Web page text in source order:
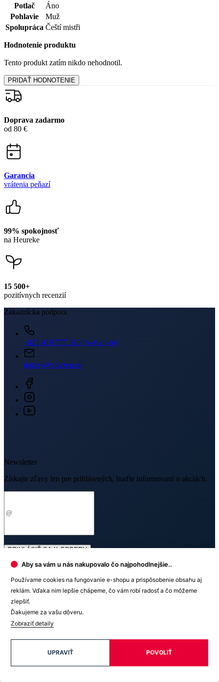
Potlač
Áno
Pohlavie
Muž
Spolupráca Čeští mistři
Hodnotenie produktu
Tento produkt zatím nikdo nehodnotil.
PRIDAŤ HODNOTENIE
Doprava zadarmo
od 80 €
Garancia
vrátenia peňazí
99% spokojnosť
na Heureke
15 500+
pozitívnych recenzií
Zákaznícka podpora
+421 418 777 310 (Po-Pia 9-16)
dotazy@cityzen.sk
Newsletter
Získajte zľavy len pre prihlásených, buďte informovaní o akciách.
PRIHLÁSIŤ SA K ODBERU
Odoslaním súhlasíte saspracovaním osobných údajov.
O nákupe
Výhody oblečenia CityZen
O nás
Aby sa vám u nás nakupovalo čo najpohodlnejšie..
Používame cookies na fungovanie e-shopu a prispôsobenie obsahu aj
reklám. Vďaka nim lepšie chápeme, čo vám robí radosť a čo môžeme
zlepšiť.
Ďakujeme za vašu dôveru.
Zobraziť detaily
POVOLIŤ
UPRAVIŤ